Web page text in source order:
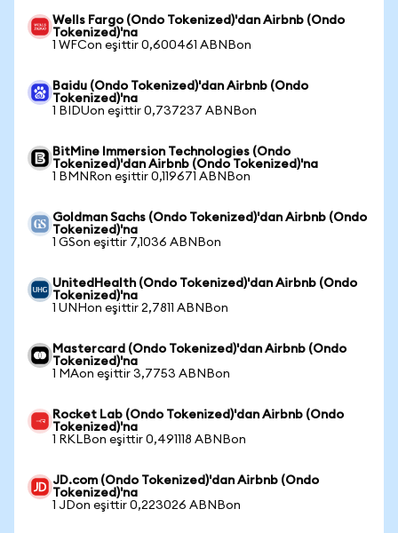
Wells Fargo (Ondo Tokenized)'dan Airbnb (Ondo
Tokenized)'na
1 WFCon eşittir 0,600461 ABNBon
Baidu (Ondo Tokenized)'dan Airbnb (Ondo
Tokenized)'na
1 BIDUon eşittir 0,737237 ABNBon
BitMine Immersion Technologies (Ondo
Tokenized)'dan Airbnb (Ondo Tokenized)'na
1 BMNRon eşittir 0,119671 ABNBon
Goldman Sachs (Ondo Tokenized)'dan Airbnb (Ondo
Tokenized)'na
1 GSon eşittir 7,1036 ABNBon
UnitedHealth (Ondo Tokenized)'dan Airbnb (Ondo
Tokenized)'na
1 UNHon eşittir 2,7811 ABNBon
Mastercard (Ondo Tokenized)'dan Airbnb (Ondo
Tokenized)'na
1 MAon eşittir 3,7753 ABNBon
Rocket Lab (Ondo Tokenized)'dan Airbnb (Ondo
Tokenized)'na
1 RKLBon eşittir 0,491118 ABNBon
JD.com (Ondo Tokenized)'dan Airbnb (Ondo
Tokenized)'na
1 JDon eşittir 0,223026 ABNBon